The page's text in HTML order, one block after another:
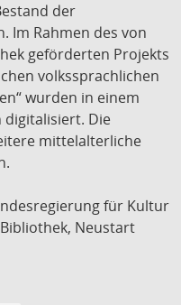
der
Im Rahmen des von
geförderten Projekts
volkssprachlichen
wurden in einem
digitalisiert. Die
mittelalterliche
für Kultur
Neustart